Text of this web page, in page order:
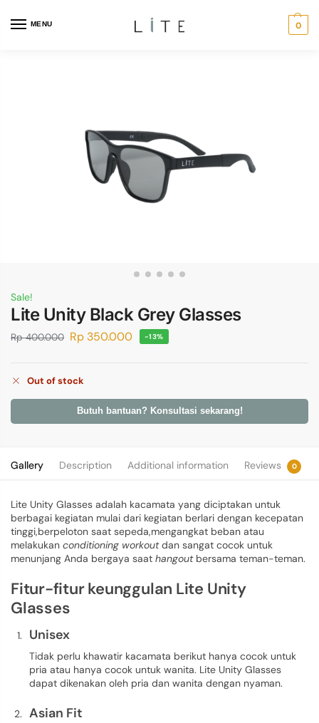
MENU 0
Sale!
Lite Unity Black Grey Glasses
Rp400.000 Rp 350.000 -13%
Out of stock
Butuh bantuan? Konsultasi sekarang!
Gallery Description Additional information Reviews 0
Lite Unity Glasses adalah kacamata yang diciptakan untuk
berbagai kegiatan mulai dari kegiatan berlari dengan kecepatan
tinggi,berpeloton saat sepeda,mengangkat beban atau
melakukan conditioning workoutdan sangat cocok untuk
menunjang Anda bergaya saat hangout bersama teman-teman.
Fitur-fitur keunggulan Lite Unity
Glasses
Unisex
Tidak perlu khawatir kacamata berikut hanya cocok untuk
pria atau hanya cocok untuk wanita. Lite Unity Glasses
dapat dikenakan oleh pria dan wanita dengan nyaman.
Asian Fit